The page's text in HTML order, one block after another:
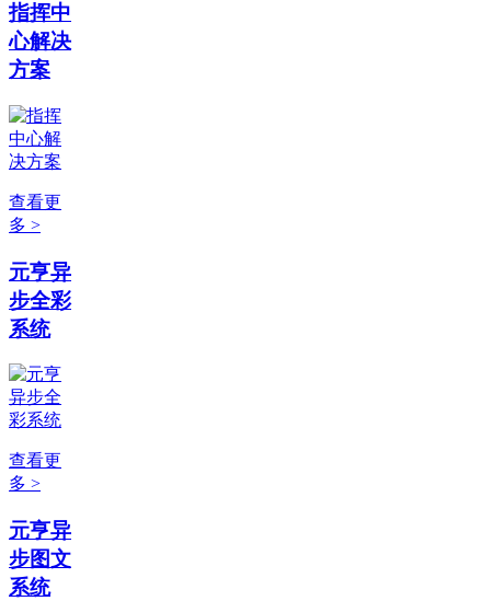
指挥中
心解决
方案
查看更
多 >
元亨异
步全彩
系统
查看更
多 >
元亨异
步图文
系统